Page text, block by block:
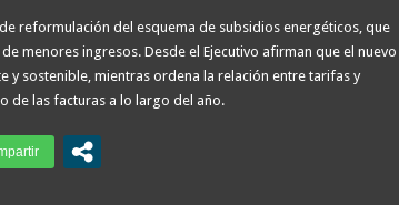
reformulación del esquema de subsidios energéticos, que
menores ingresos. Desde el Ejecutivo afirman que el nuevo
y sostenible, mientras ordena la relación entre tarifas y
de las facturas a lo largo del año.